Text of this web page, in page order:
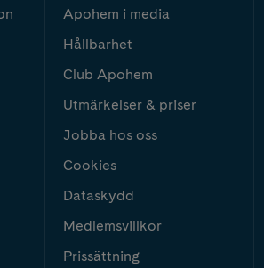
Apohem i media
Hållbarhet
Club Apohem
Utmärkelser & priser
Jobba hos oss
Cookies
Dataskydd
Medlemsvillkor
Prissättning